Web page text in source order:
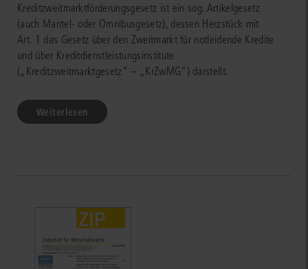
Kreditzweitmarktförderungsgesetz ist ein sog. Artikelgesetz
(auch Mantel- oder Omnibusgesetz), dessen Herzstück mit
Art. 1 das Gesetz über den Zweitmarkt für notleidende Kredite
und über Kreditdienstleistungsinstitute
(„Kreditzweitmarktgesetz“ – „KrZwMG“) darstellt.
Weiterlesen